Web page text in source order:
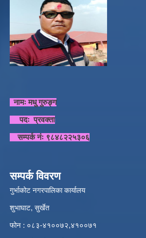
नामः मधु गुरुङ्ग
पदः प्रवक्ता
सम्पर्क नंः ९८४८२२५३०६
सम्पर्क विवरण
गुर्भाकोट नगरपालिका कार्यालय
शुभाघाट, सुर्खेत
फोन : ०८३-४१००७२,४१००७१